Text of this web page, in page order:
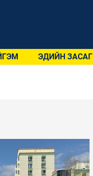
ЭДИЙН ЗАСАГ